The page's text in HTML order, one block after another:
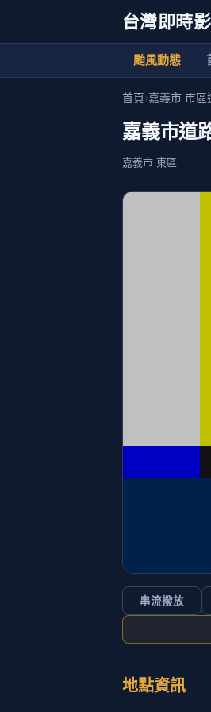
台灣即時
颱風動態
首頁›嘉義市 市區
嘉義市道
嘉義市 東區
串流撥放
地點資訊